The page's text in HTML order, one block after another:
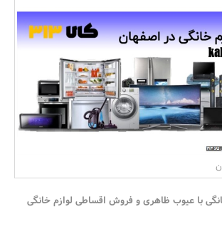
بانک، بیمه و سرمایه
با عیوب ظاهری و فروش اقساطی لوازم خانگی